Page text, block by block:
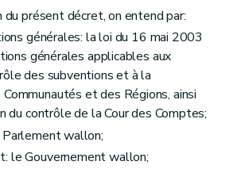
V Dispositions relatives au compte d'exécution du budget
Dispositions relatives à la comptabilité générale
Ier
Dispositions générales
du présent décret, on entend par:
générales: la loi du 16 mai 2003
générales applicables aux
des subventions et à la
et des Régions, ainsi
du contrôle de la Cour des Comptes;
wallon;
le Gouvernement wallon;